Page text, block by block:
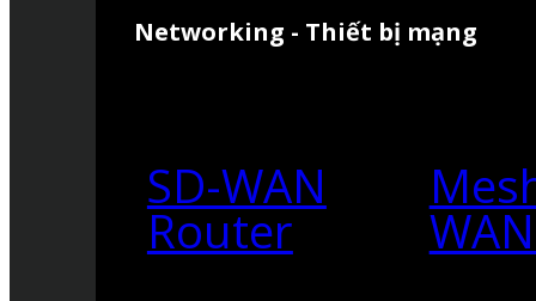
Networking - Thiết bị mạng
SD-WAN
Router